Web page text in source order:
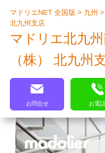
マドリエNET 全国版> 九州
北九州支店
マドリエ北九
（株） 北九州
お問合せ お電話